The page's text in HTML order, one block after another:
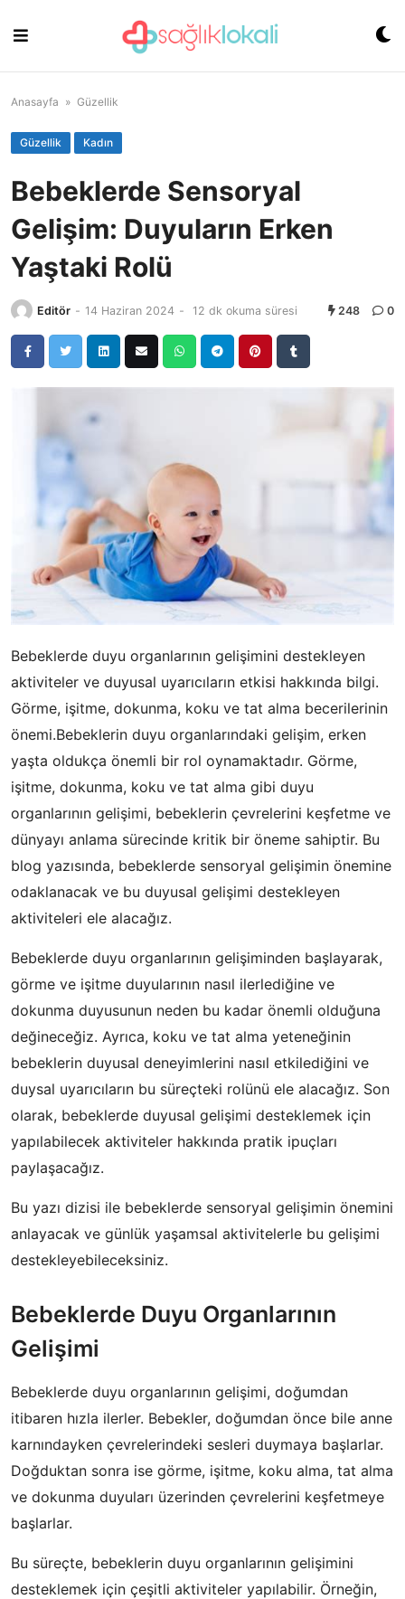
content
Anasayfa » Güzellik
Güzellik Kadın
Bebeklerde Sensoryal
Gelişim: Duyuların Erken
Yaştaki Rolü
Editör - 14 Haziran 2024 - 12 dk okuma süresi 248 0
Bebeklerde duyu organlarının gelişimini destekleyen
aktiviteler ve duyusal uyarıcıların etkisi hakkında bilgi.
Görme, işitme, dokunma, koku ve tat alma becerilerinin
önemi.Bebeklerin duyu organlarındaki gelişim, erken
yaşta oldukça önemli bir rol oynamaktadır. Görme,
işitme, dokunma, koku ve tat alma gibi duyu
organlarının gelişimi, bebeklerin çevrelerini keşfetme ve
dünyayı anlama sürecinde kritik bir öneme sahiptir. Bu
blog yazısında, bebeklerde sensoryal gelişimin önemine
odaklanacak ve bu duyusal gelişimi destekleyen
aktiviteleri ele alacağız.
Bebeklerde duyu organlarının gelişiminden başlayarak,
görme ve işitme duyularının nasıl ilerlediğine ve
dokunma duyusunun neden bu kadar önemli olduğuna
değineceğiz. Ayrıca, koku ve tat alma yeteneğinin
bebeklerin duyusal deneyimlerini nasıl etkilediğini ve
duysal uyarıcıların bu süreçteki rolünü ele alacağız. Son
olarak, bebeklerde duyusal gelişimi desteklemek için
yapılabilecek aktiviteler hakkında pratik ipuçları
paylaşacağız.
Bu yazı dizisi ile bebeklerde sensoryal gelişimin önemini
anlayacak ve günlük yaşamsal aktivitelerle bu gelişimi
destekleyebileceksiniz.
Bebeklerde Duyu Organlarının
Gelişimi
Bebeklerde duyu organlarının gelişimi, doğumdan
itibaren hızla ilerler. Bebekler, doğumdan önce bile anne
karnındayken çevrelerindeki sesleri duymaya başlarlar.
Doğduktan sonra ise görme, işitme, koku alma, tat alma
ve dokunma duyuları üzerinden çevrelerini keşfetmeye
başlarlar.
Bu süreçte, bebeklerin duyu organlarının gelişimini
desteklemek için çeşitli aktiviteler yapılabilir. Örneğin,